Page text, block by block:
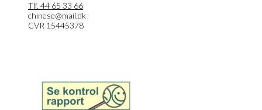
Tlf. 44 65 33 66
chinese@mail.dk
CVR 15445378